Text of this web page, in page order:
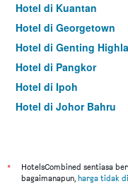
Hotel di Kuantan
Hotel di Georgetown
Hotel di Genting
Hotel di Pangkor
Hotel di Ipoh
Hotel di Johor Bahru
Hotel di Kuching
*
HotelsCombined sentiasa
bagaimanapun, harga tidak